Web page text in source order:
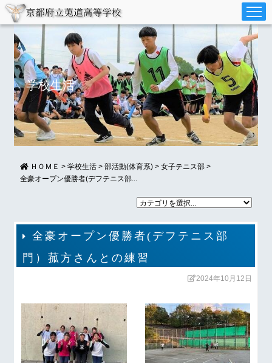
学校生活
ＨＯＭＥ > 学校生活 > 部活動(体育系) > 女子テニス部 >
全豪オープン優勝者(デフテニス部...
全豪オープン優勝者(デフテニス部
門）菰方さんとの練習
2024年10月12日